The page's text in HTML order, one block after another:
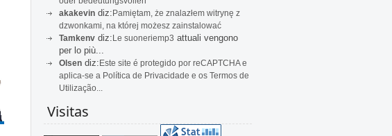
akakevin diz:Pamiętam, że znalazłem witrynę z
dzwonkami, na której możesz zainstalować
Tamkenv diz:Le suoneriemp3 attuali vengono
per lo più...
Olsen diz:Este site é protegido por reCAPTCHA e
aplica-se a Política de Privacidade e os Termos de
Utilização...
Visitas